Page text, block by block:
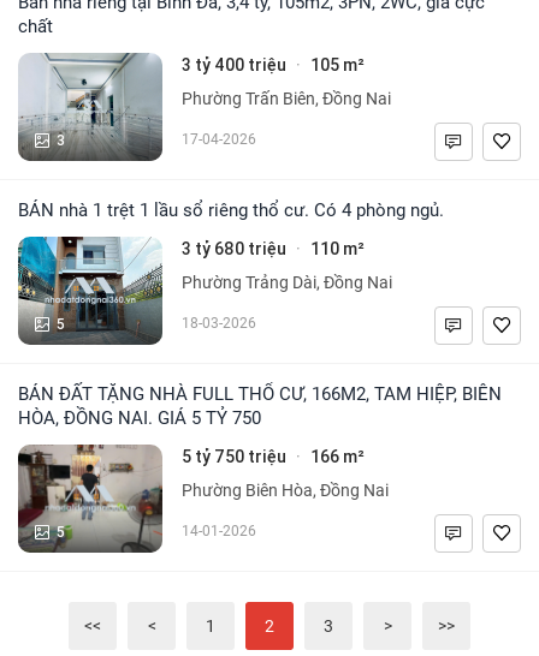
chất
3
3 tỷ 400 triệu · 105 m²
Phường Trấn Biên, Đồng Nai
17-04-2026
BÁN nhà 1 trệt 1 lầu sổ riêng thổ cư. Có 4 phòng ngủ.
5
3 tỷ 680 triệu · 110 m²
Phường Trảng Dài, Đồng Nai
18-03-2026
BÁN ĐẤT TẶNG NHÀ FULL THỔ CƯ, 166M2, TAM HIỆP, BIÊN
HÒA, ĐỒNG NAI. GIÁ 5 TỶ 750
5
5 tỷ 750 triệu · 166 m²
Phường Biên Hòa, Đồng Nai
14-01-2026
<< < 1 2 3 > >>